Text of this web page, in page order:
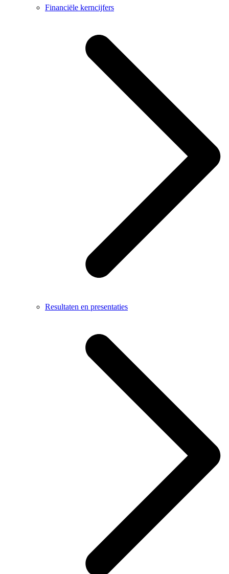
Financiële kerncijfers
Resultaten en presentaties